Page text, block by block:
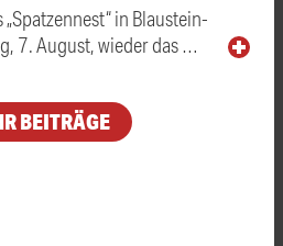
in Blaustein-
7. August, wieder das …
BEITRÄGE